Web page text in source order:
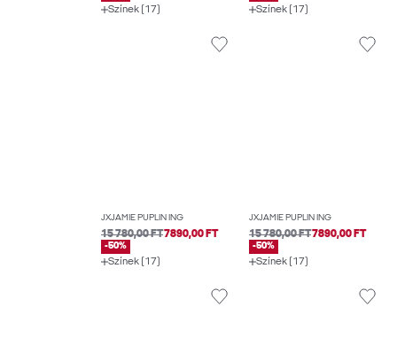
Színek (17) Színek (17)
JXJAMIE PUPLIN ING
15 780,00 FT7890,00 FT
-50%
Színek (17)
JXJAMIE PUPLIN ING
15 780,00 FT7890,00 FT
-50%
Színek (17)